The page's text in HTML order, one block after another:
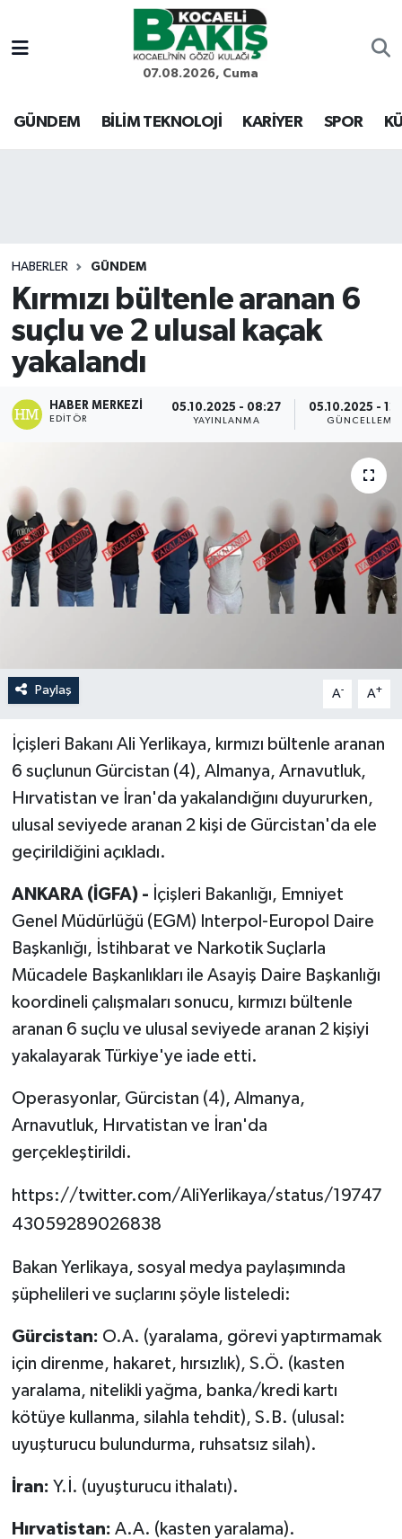
07.08.2026, Cuma
GÜNDEM BİLİM TEKNOLOJİ KARİYER SPOR
HABERLER GÜNDEM
Kırmızı bültenle aranan 6
suçlu ve 2 ulusal kaçak
yakalandı
HABER MERKEZI
EDITÖR
05.10.2025 - 08:27
YAYINLANMA
05.10.2025 -
GÜNCELLEME
Paylaş A- A+
İçişleri Bakanı Ali Yerlikaya, kırmızı bültenle aranan
6 suçlunun Gürcistan (4), Almanya, Arnavutluk,
Hırvatistan ve İran'da yakalandığını duyururken,
ulusal seviyede aranan 2 kişi de Gürcistan'da ele
geçirildiğini açıkladı.
ANKARA (İGFA) - İçişleri Bakanlığı, Emniyet
Genel Müdürlüğü (EGM) Interpol-Europol Daire
Başkanlığı, İstihbarat ve Narkotik Suçlarla
Mücadele Başkanlıkları ile Asayiş Daire Başkanlığı
koordineli çalışmaları sonucu, kırmızı bültenle
aranan 6 suçlu ve ulusal seviyede aranan 2 kişiyi
yakalayarak Türkiye'ye iade etti.
Operasyonlar, Gürcistan (4), Almanya,
Arnavutluk, Hırvatistan ve İran'da
gerçekleştirildi.
https://twitter.com/AliYerlikaya/status/19747
43059289026838
Bakan Yerlikaya, sosyal medya paylaşımında
şüphelileri ve suçlarını şöyle listeledi:
Gürcistan: O.A. (yaralama, görevi yaptırmamak
için direnme, hakaret, hırsızlık), S.Ö. (kasten
yaralama, nitelikli yağma, banka/kredi kartı
kötüye kullanma, silahla tehdit), S.B. (ulusal:
uyuşturucu bulundurma, ruhsatsız silah).
İran: Y.İ. (uyuşturucu ithalatı).
Hırvatistan: A.A. (kasten yaralama).
Kocaeli Nöbetçi Eczaneler
Kocaeli Hava Durumu
Son Dakika Haberleri
Haber Arşivi